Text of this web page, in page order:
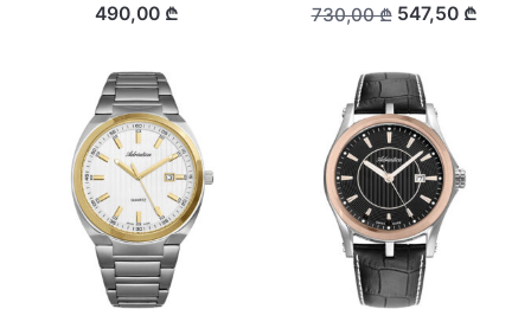
490,00 ₾ 730,00 ₾547,50 ₾